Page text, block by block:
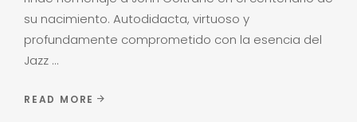
su nacimiento. Autodidacta, virtuoso y
profundamente comprometido con la esencia del
Jazz
READ MORE